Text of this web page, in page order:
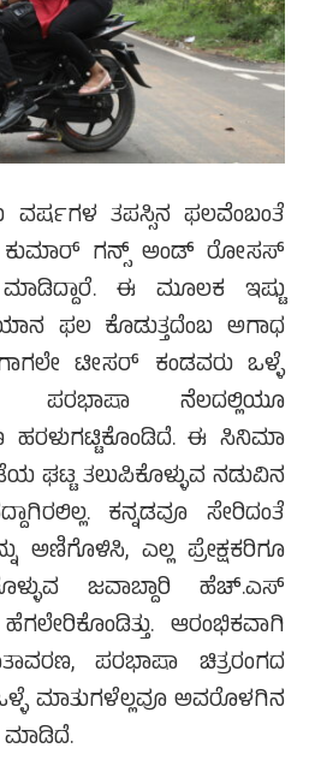
ವರ್ಷಗಳ ತಪಸ್ಸಿನ ಫಲವೆಂಬಂತೆ
ಕುಮಾರ್ ಗನ್ಸ್ ಅಂಡ್ ರೋಸಸ್
ಮಾಡಿದ್ದಾರೆ. ಈ ಮೂಲಕ ಇಷ್ಟು
ಫಲ ಕೊಡುತ್ತದೆಂಬ ಅಗಾಧ
ಟೀಸರ್ ಕಂಡವರು ಒಳ್ಳೆ
ಪರಭಾಷಾ ನೆಲದಲ್ಲಿಯೂ
ಹರಳುಗಟ್ಟಿಕೊಂಡಿದೆ. ಈ ಸಿನಿಮಾ
ಘಟ್ಟ ತಲುಪಿಕೊಳ್ಳುವ ನಡುವಿನ
ಕನ್ನಡವೂ ಸೇರಿದಂತೆ
ಅಣಿಗೊಳಿಸಿ, ಎಲ್ಲ ಪ್ರೇಕ್ಷಕರಿಗೂ
ಜವಾಬ್ದಾರಿ ಹೆಚ್.ಎಸ್
ಆರಂಭಿಕವಾಗಿ
ಪರಭಾಷಾ ಚಿತ್ರರಂಗದ
ಮಾತುಗಳೆಲ್ಲವೂ ಅವರೊಳಗಿನ
ಮಾಡಿದೆ.